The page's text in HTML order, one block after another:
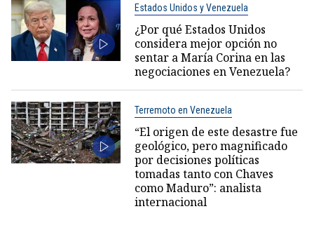
Estados Unidos y Venezuela
¿Por qué Estados Unidos
considera mejor opción no
sentar a María Corina en las
negociaciones en Venezuela?
Terremoto en Venezuela
“El origen de este desastre fue
geológico, pero magnificado
por decisiones políticas
tomadas tanto con Chaves
como Maduro”: analista
internacional